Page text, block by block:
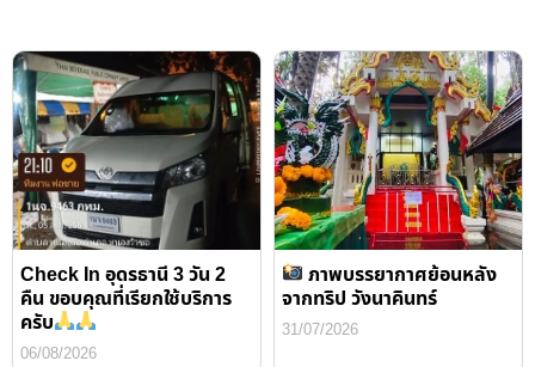
Check In อุดรธานี 3 วัน 2
คืน ขอบคุณที่เรียกใช้บริการ
ครับ
06/08/2026
ภาพบรรยากาศย้อนหลัง
จากทริป วังนาคินทร์
31/07/2026